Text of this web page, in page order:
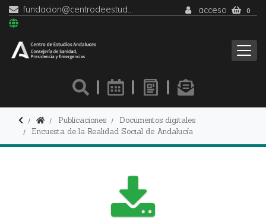
fundacion@centrodeestudiosandaluces.es acceso 0
Publicaciones
Documentos digitales
Encuesta de la Realidad Social de Andalucía